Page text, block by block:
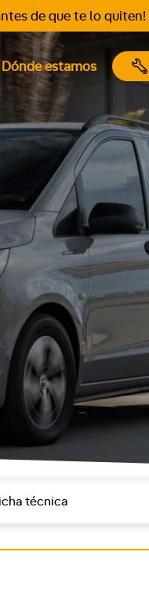
de que te lo quiten!
Dónde estamos
técnica